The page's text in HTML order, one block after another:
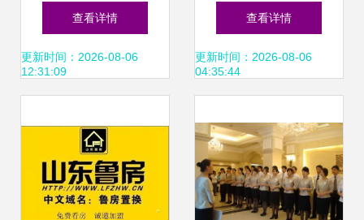
精装全配 即刻拎包
入住
查看详情
更新时间：2026-08-06
12:31:09
房地产经纪服务的
卓越引领者
查看详情
更新时间：2026-08-06
04:35:44